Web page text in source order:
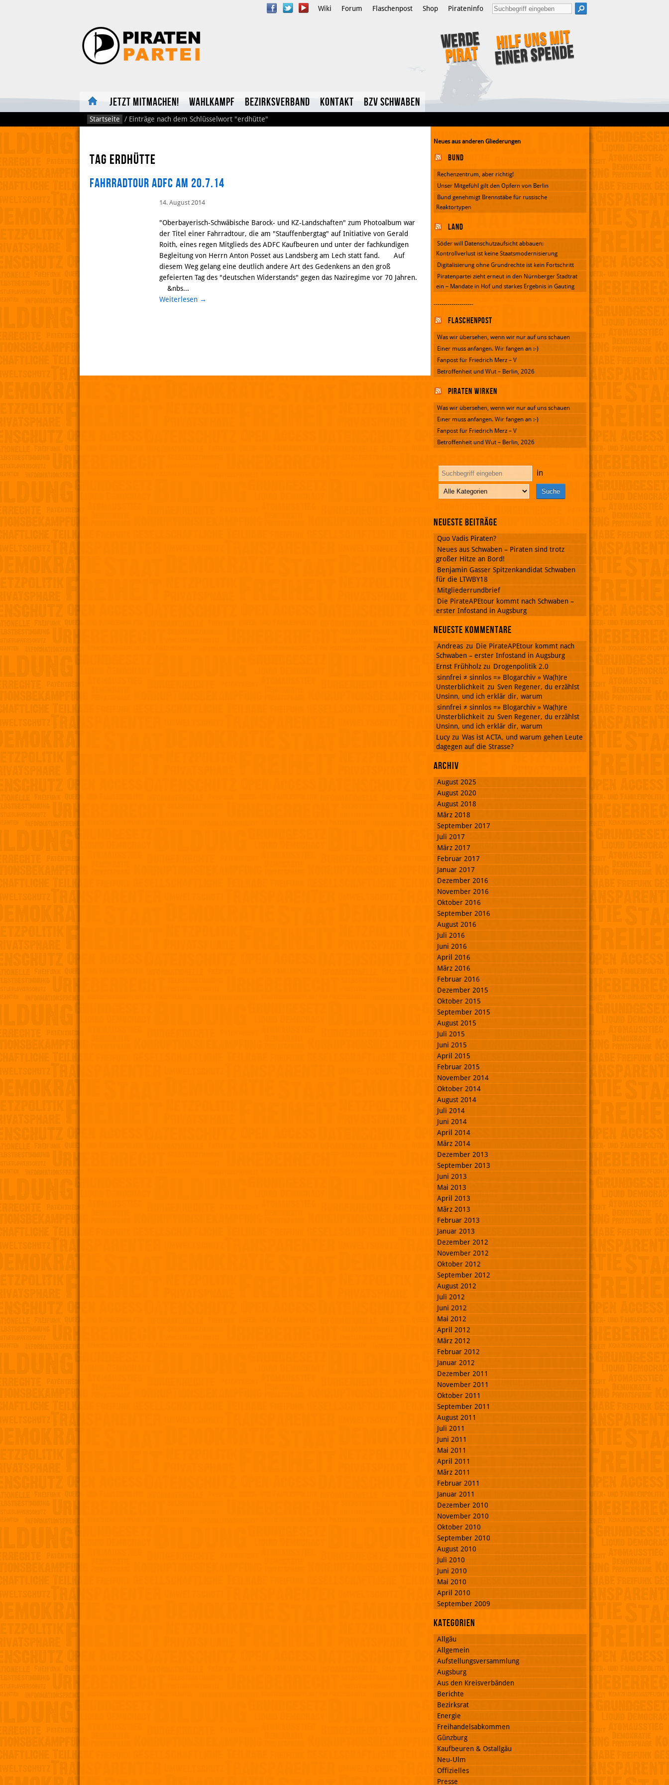
Wiki Forum Flaschenpost Shop Pirateninfo
Werde
Pirat
Hilf uns mit
einer Spende
Jetzt mitmachen! Wahlkampf Bezirksverband Kontakt BzV Schwaben
Startseite / Einträge nach dem Schlüsselwort "erdhütte"
Tag erdhütte
Fahrradtour ADFC am 20.7.14
14. August 2014
"Oberbayerisch-Schwäbische Barock- und KZ-Landschaften" zum Photoalbum war
der Titel einer Fahrradtour, die am "Stauffenbergtag" auf Initiative von Gerald
Roith, eines regen Mitglieds des ADFC Kaufbeuren und unter der fachkundigen
Begleitung von Herrn Anton Posset aus Landsberg am Lech statt fand. Auf
diesem Weg gelang eine deutlich andere Art des Gedenkens an den groß
gefeierten Tag des "deutschen Widerstands" gegen das Naziregime vor 70 Jahren.
&nbs...
Weiterlesen →
Neues aus anderen Gliederungen
Bund
Rechenzentrum, aber richtig!
Unser Mitgefühl gilt den Opfern von Berlin
Bund genehmigt Brennstäbe für russische
Reaktortypen
Land
Söder will Datenschutzaufsicht abbauen:
Kontrollverlust ist keine Staatsmodernisierung
Digitalisierung ohne Grundrechte ist kein Fortschritt
Piratenpartei zieht erneut in den Nürnberger Stadtrat
ein – Mandate in Hof und starkes Ergebnis in Gauting
--------------------
Flaschenpost
Was wir übersehen, wenn wir nur auf uns schauen
Einer muss anfangen. Wir fangen an :-)
Fanpost für Friedrich Merz – V
Betroffenheit und Wut – Berlin, 2026
Piraten wirken
Was wir übersehen, wenn wir nur auf uns schauen
Einer muss anfangen. Wir fangen an :-)
Fanpost für Friedrich Merz – V
Betroffenheit und Wut – Berlin, 2026
in
Neueste Beiträge
Quo Vadis Piraten?
Neues aus Schwaben – Piraten sind trotz
großer Hitze an Bord!
Benjamin Gasser Spitzenkandidat Schwaben
für die LTWBY18
Mitgliederrundbrief
Die PirateAPEtour kommt nach Schwaben –
erster Infostand in Augsburg
Neueste Kommentare
Andreas zu Die PirateAPEtour kommt nach
Schwaben – erster Infostand in Augsburg
Ernst Frühholz zu Drogenpolitik 2.0
sinnfrei ≠ sinnlos =» Blogarchiv » Wa(h)re
Unsterblichkeit zu Sven Regener, du erzählst
Unsinn, und ich erklär dir, warum
sinnfrei ≠ sinnlos =» Blogarchiv » Wa(h)re
Unsterblichkeit zu Sven Regener, du erzählst
Unsinn, und ich erklär dir, warum
Lucy zu Was ist ACTA, und warum gehen Leute
dagegen auf die Strasse?
Archiv
August 2025
August 2020
August 2018
März 2018
September 2017
Juli 2017
März 2017
Februar 2017
Januar 2017
Dezember 2016
November 2016
Oktober 2016
September 2016
August 2016
Juli 2016
Juni 2016
April 2016
März 2016
Februar 2016
Dezember 2015
Oktober 2015
September 2015
August 2015
Juli 2015
Juni 2015
April 2015
Februar 2015
November 2014
Oktober 2014
August 2014
Juli 2014
Juni 2014
April 2014
März 2014
Dezember 2013
September 2013
Juni 2013
Mai 2013
April 2013
März 2013
Februar 2013
Januar 2013
Dezember 2012
November 2012
Oktober 2012
September 2012
August 2012
Juli 2012
Juni 2012
Mai 2012
April 2012
März 2012
Februar 2012
Januar 2012
Dezember 2011
November 2011
Oktober 2011
September 2011
August 2011
Juli 2011
Juni 2011
Mai 2011
April 2011
März 2011
Februar 2011
Januar 2011
Dezember 2010
November 2010
Oktober 2010
September 2010
August 2010
Juli 2010
Juni 2010
Mai 2010
April 2010
September 2009
Kategorien
Allgäu
Allgemein
Aufstellungsversammlung
Augsburg
Aus den Kreisverbänden
Berichte
Bezirksrat
Energie
Freihandelsabkommen
Günzburg
Kaufbeuren & Ostallgäu
Neu-Ulm
Offizielles
Presse